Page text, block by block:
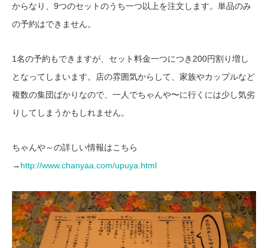
からなり、9つのセットのうち一つ以上を注文します。単品のみ
の予約はできません。
1名の予約もできますが、セット料金一つにつき200円割り増し
となってしまいます。店の雰囲気からして、家族やカップルなど
複数の集団ばかりなので、一人でちゃんや〜に行くには少し気劣
りしてしまうかもしれません。
ちゃんや～の詳しい情報はこちら
→ http://www.chanyaa.com/upuya.html